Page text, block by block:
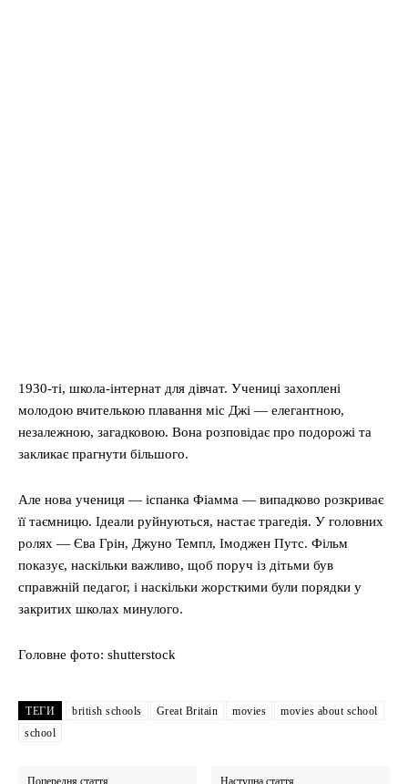
1930-ті, школа-інтернат для дівчат. Учениці захоплені
молодою вчителькою плавання міс Джі — елегантною,
незалежною, загадковою. Вона розповідає про подорожі та
закликає прагнути більшого.
Але нова учениця — іспанка Фіамма — випадково розкриває
її таємницю. Ідеали руйнуються, настає трагедія. У головних
ролях — Єва Грін, Джуно Темпл, Імоджен Путс. Фільм
показує, наскільки важливо, щоб поруч із дітьми був
справжній педагог, і наскільки жорсткими були порядки у
закритих школах минулого.
Головне фото: shutterstock
ТЕГИ british schools Great Britain movies
movies about school
school